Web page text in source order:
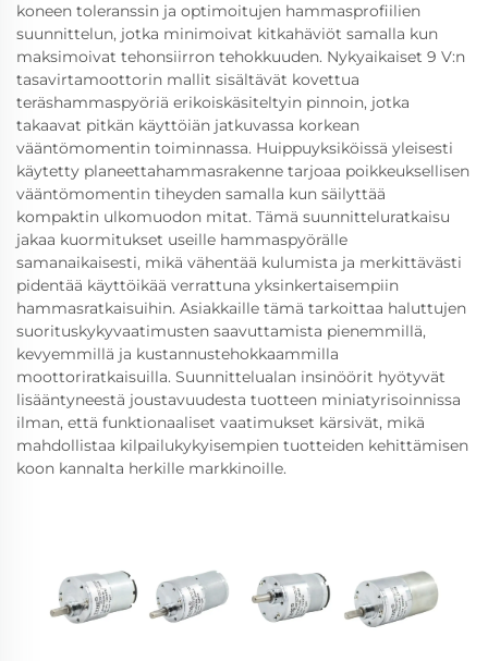
koneen toleranssin ja optimoitujen hammasprofiilien
suunnittelun, jotka minimoivat kitkahäviöt samalla kun
maksimoivat tehonsiirron tehokkuuden. Nykyaikaiset 9 V:n
tasavirtamoottorin mallit sisältävät kovettua
teräshammaspyöriä erikoiskäsiteltyin pinnoin, jotka
takaavat pitkän käyttöiän jatkuvassa korkean
vääntömomentin toiminnassa. Huippuyksiköissä yleisesti
käytetty planeettahammasrakenne tarjoaa poikkeuksellisen
vääntömomentin tiheyden samalla kun säilyttää
kompaktin ulkomuodon mitat. Tämä suunnitteluratkaisu
jakaa kuormitukset useille hammaspyörälle
samanaikaisesti, mikä vähentää kulumista ja merkittävästi
pidentää käyttöikää verrattuna yksinkertaisempiin
hammasratkaisuihin. Asiakkaille tämä tarkoittaa haluttujen
suorituskykyvaatimusten saavuttamista pienemmillä,
kevyemmillä ja kustannustehokkaammilla
moottoriratkaisuilla. Suunnittelualan insinöörit hyötyvät
lisääntyneestä joustavuudesta tuotteen miniatyrisoinnissa
ilman, että funktionaaliset vaatimukset kärsivät, mikä
mahdollistaa kilpailukykyisempien tuotteiden kehittämisen
koon kannalta herkille markkinoille.